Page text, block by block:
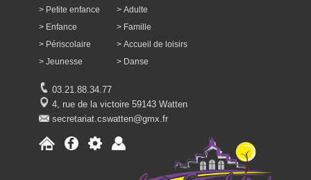
Petite enfance
Enfance
Périscolaire
Jeunesse
Adulte
Famille
Accueil de loisirs
Danse
03.21.88.34.77
4, rue de la victoire 59143 Watten
secretariat.cswatten@gmx.fr